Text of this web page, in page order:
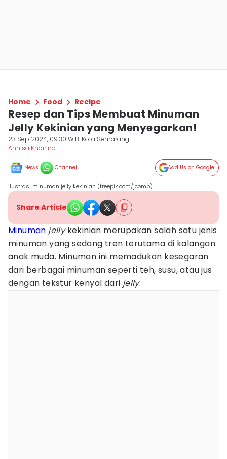
Home Food Recipe
Resep dan Tips Membuat Minuman
Jelly Kekinian yang Menyegarkan!
23 Sep 2024, 09:30 WIB Kota Semarang
Annisa Khoirina
News Channel Add Us on Google
ilustrasi minuman jelly kekinian (freepik.com/jcomp)
Share Article
Minuman jellykekinian merupakan salah satu jenis
minuman yang sedang tren terutama di kalangan
anak muda. Minuman ini memadukan kesegaran
dari berbagai minuman seperti teh, susu, atau jus
dengan tekstur kenyal dari jelly.